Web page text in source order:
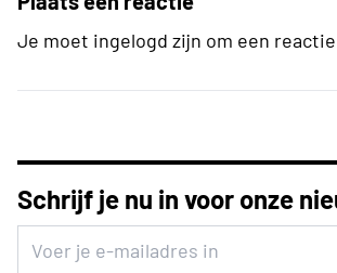
Je moet ingelogd zijn om een
Schrijf je nu in voor onze